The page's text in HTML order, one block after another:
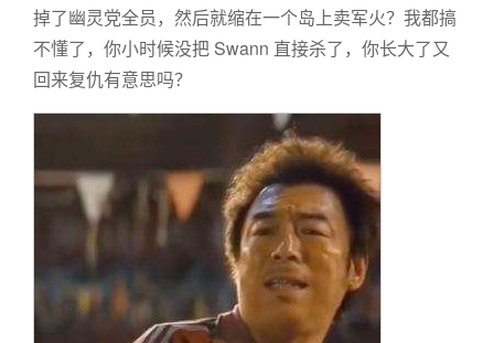
掉了幽灵党全员，然后就缩在一个岛上卖军火？我都搞
不懂了，你小时候没把 Swann 直接杀了，你长大了又
回来复仇有意思吗？